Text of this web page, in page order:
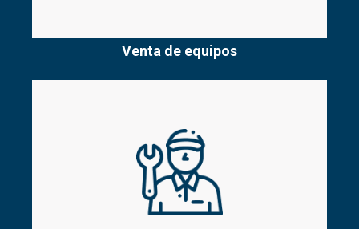
Venta de equipos